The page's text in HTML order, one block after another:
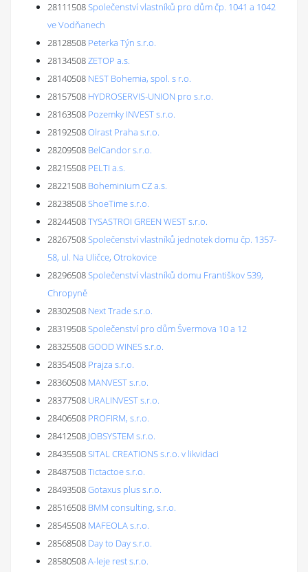
28111508Společenství vlastníků pro dům čp. 1041 a 1042
ve Vodňanech
28128508 Peterka Týn s.r.o.
28134508ZETOP a.s.
28140508 NEST Bohemia, spol. s r.o.
28157508 HYDROSERVIS-UNION pro s.r.o.
28163508 Pozemky INVEST s.r.o.
28192508Olrast Praha s.r.o.
28209508 BelCandor s.r.o.
28215508 PELTI a.s.
28221508 Boheminium CZ a.s.
28238508ShoeTime s.r.o.
28244508TYSASTROI GREEN WEST s.r.o.
28267508Společenství vlastníků jednotek domu čp. 1357-
58, ul. Na Uličce, Otrokovice
28296508Společenství vlastníků domu Františkov 539,
Chropyně
28302508 Next Trade s.r.o.
28319508Společenství pro dům Švermova 10 a 12
28325508GOOD WINES s.r.o.
28354508 Prajza s.r.o.
28360508 MANVEST s.r.o.
28377508 URALINVEST s.r.o.
28406508 PROFIRM, s.r.o.
28412508 JOBSYSTEM s.r.o.
28435508SITAL CREATIONS s.r.o. v likvidaci
28487508Tictactoe s.r.o.
28493508Gotaxus plus s.r.o.
28516508 BMM consulting, s.r.o.
28545508 MAFEOLA s.r.o.
28568508 Day to Day s.r.o.
28580508A-leje rest s.r.o.